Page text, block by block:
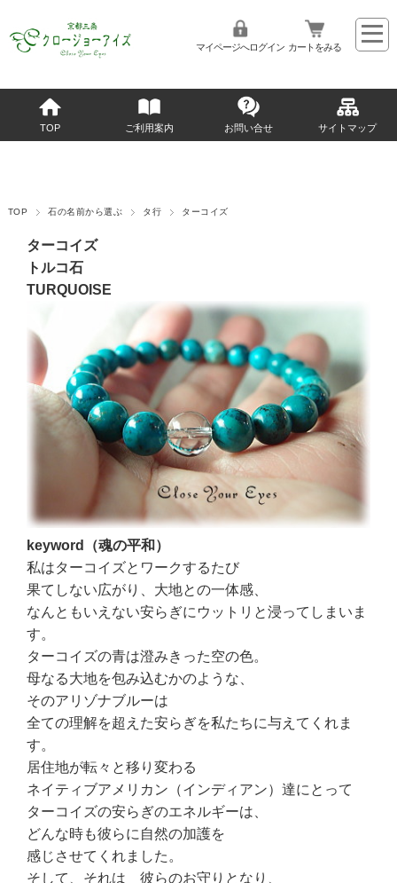
マイページへログイン カートをみる
TOP ご利用案内 お問い合せ サイトマップ
TOP 石の名前から選ぶ タ行 ターコイズ
ターコイズ
トルコ石
TURQUOISE
keyword（魂の平和）
私はターコイズとワークするたび
果てしない広がり、大地との一体感、
なんともいえない安らぎにウットリと浸ってしまいま
す。
ターコイズの青は澄みきった空の色。
母なる大地を包み込むかのような、
そのアリゾナブルーは
全ての理解を超えた安らぎを私たちに与えてくれま
す。
居住地が転々と移り変わる
ネイティブアメリカン（インディアン）達にとって
ターコイズの安らぎのエネルギーは、
どんな時も彼らに自然の加護を
感じさせてくれました。
そして、それは 彼らのお守りとなり、